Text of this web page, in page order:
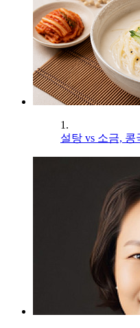
1.
설탕 vs 소금,